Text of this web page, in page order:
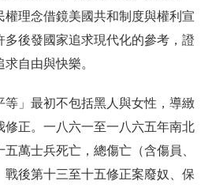
權理念借鏡美國共和制度與權利宣
後發國家追求現代化的參考，證
自由與快樂。
等」最初不包括黑人與女性，導緻
修正。一八六一至一八六五年南北
萬士兵死亡，總傷亡（含傷員、
後第十三至十五修正案廢奴、保